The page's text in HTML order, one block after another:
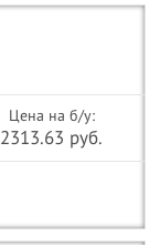
Цена на б/у:
2313.63 руб.